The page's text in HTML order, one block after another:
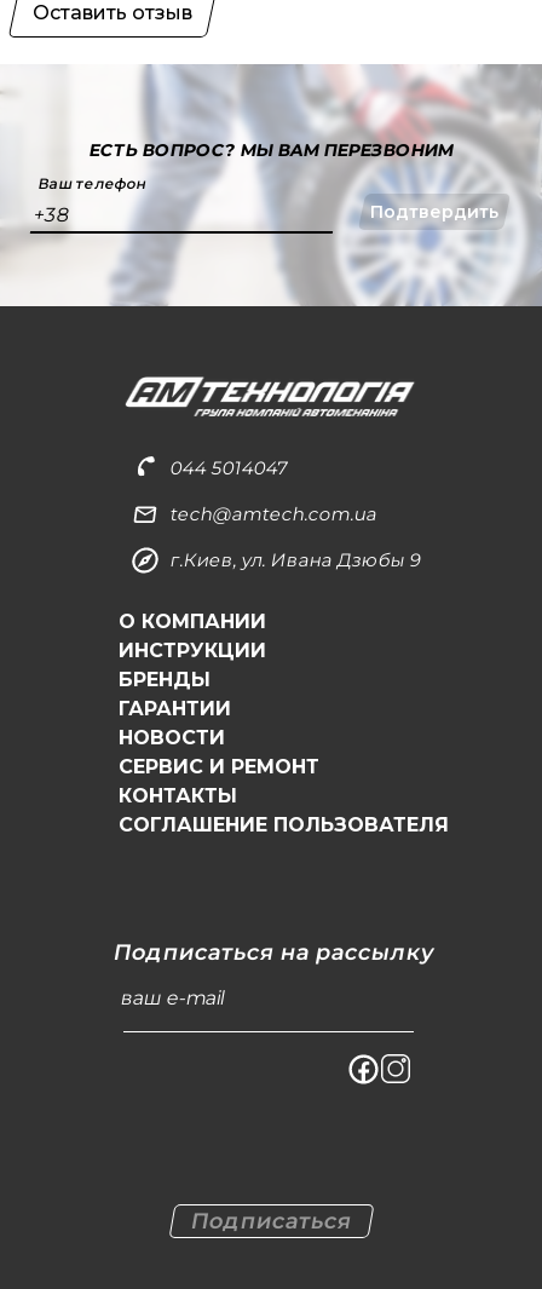
Оставить отзыв
ЕСТЬ ВОПРОС?МЫ ВАМ ПЕРЕЗВОНИМ
Ваш телефон
+38 Подтвердить
044 5014047
tech@amtech.com.ua
г.Киев, ул. Ивана Дзюбы 9
О КОМПАНИИ
ИНСТРУКЦИИ
БРЕНДЫ
ГАРАНТИИ
НОВОСТИ
СЕРВИС И РЕМОНТ
КОНТАКТЫ
СОГЛАШЕНИЕ ПОЛЬЗОВАТЕЛЯ
Подписаться на рассылку
ваш e-mail
Подписаться